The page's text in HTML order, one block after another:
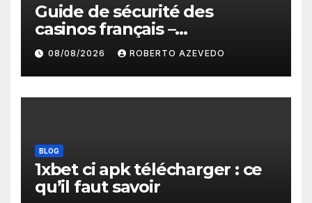
Guide de sécurité des
casinos français –
protections, licences et
paiements fiables
08/08/2026 ROBERTO AZEVEDO
BLOG
1xbet ci apk télécharger : ce
qu’il faut savoir